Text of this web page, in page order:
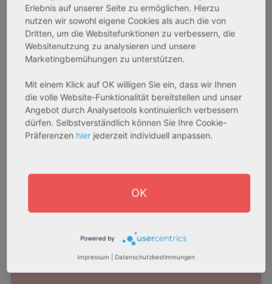
Aktuelle Neuigkeiten und
Trends - Bleiben Sie immer
auf dem Laufenden
Aktuelle Artikel zu Markttrends, Immobilien und
Anlageimmobilien - Besuchen Sie den informativen Blog
von Hinz Real Estate
Erlebnis auf unserer Seite zu ermöglichen. Hierzu
nutzen wir sowohl eigene Cookies als auch die von
Dritten, um die Websitefunktionen zu verbessern, die
Websitenutzung zu analysieren und unsere
Marketingbemühungen zu unterstützen.
Mit einem Klick auf OK willigen Sie ein, dass wir Ihnen
die volle Website-Funktionalität bereitstellen und unser
Angebot durch Analysetools kontinuierlich verbessern
dürfen. Selbstverständlich können Sie Ihre Cookie-
Präferenzen hier jederzeit individuell anpassen.
OK
Powered by
Impressum Datenschutzbestimmungen